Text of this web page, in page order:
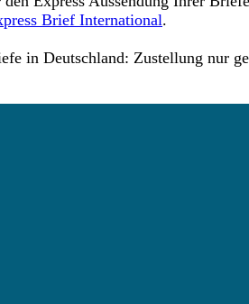
Brief International.
in Deutschland: Zustellung nur